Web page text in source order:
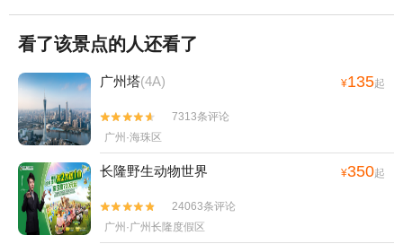
看了该景点的人还看了
广州塔(4A) ¥135起


7313条评论
广州·海珠区
长隆野生动物世界 ¥350起


24063条评论
广州·广州长隆度假区